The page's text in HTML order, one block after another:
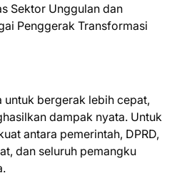
Sektor Unggulan dan
Penggerak Transformasi
untuk bergerak lebih cepat,
dampak nyata. Untuk
antara pemerintah, DPRD,
dan seluruh pemangku